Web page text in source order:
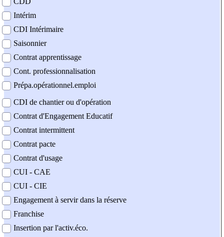
Intérim
CDI Intérimaire
Saisonnier
Contrat apprentissage
Cont. professionnalisation
Prépa.opérationnel.emploi
CDI de chantier ou d'opération
Contrat d'Engagement Educatif
Contrat intermittent
Contrat pacte
Contrat d'usage
CUI - CAE
CUI - CIE
Engagement à servir dans la réserve
Franchise
Insertion par l'activ.éco.